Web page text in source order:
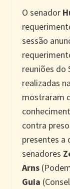
O senador
sessão
reuniões do
realizadas
mostraram
contra
presentes a
senadores
Arns
Guia